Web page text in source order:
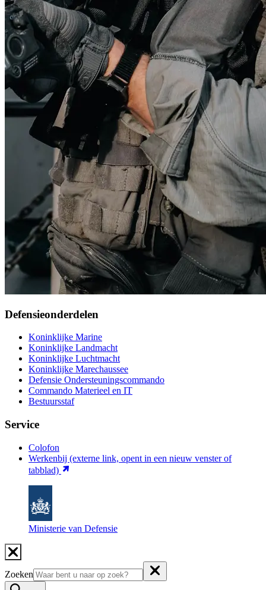
Defensieonderdelen
Koninklijke Marine
Koninklijke Landmacht
Koninklijke Luchtmacht
Koninklijke Marechaussee
Defensie Ondersteuningscommando
Commando Materieel en IT
Bestuursstaf
Service
Colofon
Werkenbij (externe link, opent in een nieuw venster of
tabblad)
Ministerie van Defensie
Zoeken